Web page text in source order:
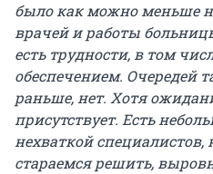
было как можно меньше
врачей и работы
есть трудности, в том
обеспечением. Очередей
раньше, нет. Хотя
присутствует. Есть
нехваткой специалистов,
стараемся решить,